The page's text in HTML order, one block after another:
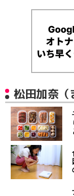
松田加奈（